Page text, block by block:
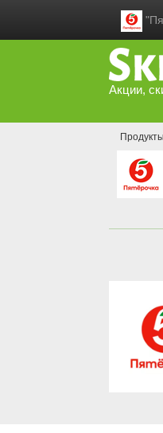
Акции,
Продукты